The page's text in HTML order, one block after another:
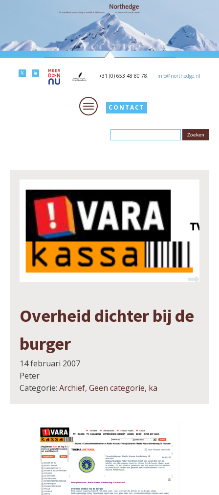
+31 (0) 653 48 80 78. info@northedge.nl
CONTACT
Overheid dichter bij de
burger
14 februari 2007
Peter
Categorie: Archief, Geen categorie, ka